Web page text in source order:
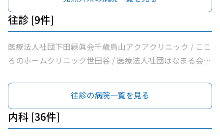
クリニック / 南烏山クリニック / しまだクリニック / ヨシ
ダ消化器内科クリニック / 医療法人社団永研会ちとせクリ
ニック / 世田谷区医師会付属烏山診療所 / 給田耳鼻咽喉科
クリニック / 大賀内科クリニック / 上祖師谷かたらいクリ
ニック / 医療法人社団親樹会恵泉クリニック / なでしこ耳
往診 [9件]
医療法人社団下田緑眞会千歳烏山アクアクリニック / ここ
ろのホームクリニック世田谷 / 医療法人社団はなまる会烏
/ 医療法人社団小島整形外科医院 / 医療法人社団塩島内科
医院 / 大賀内科クリニック / 上祖師谷かたらいクリニック
/ 医療法人社団親樹会恵泉クリニック
往診の病院一覧を見る
内科 [36件]